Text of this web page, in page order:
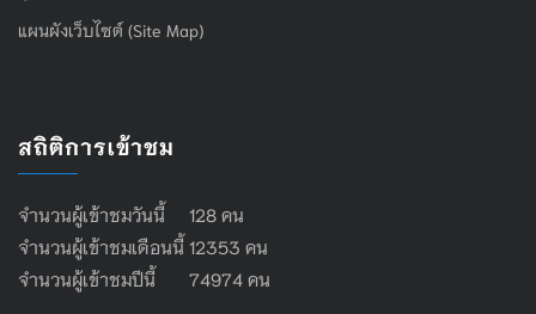
แผนผังเว็บไซต์ (Site Map)
สถิติการเข้าชม
จำนวนผู้เข้าชมวันนี้ 128 คน
จำนวนผู้เข้าชมเดือนนี้ 12353 คน
จำนวนผู้เข้าชมปีนี้ 74974 คน